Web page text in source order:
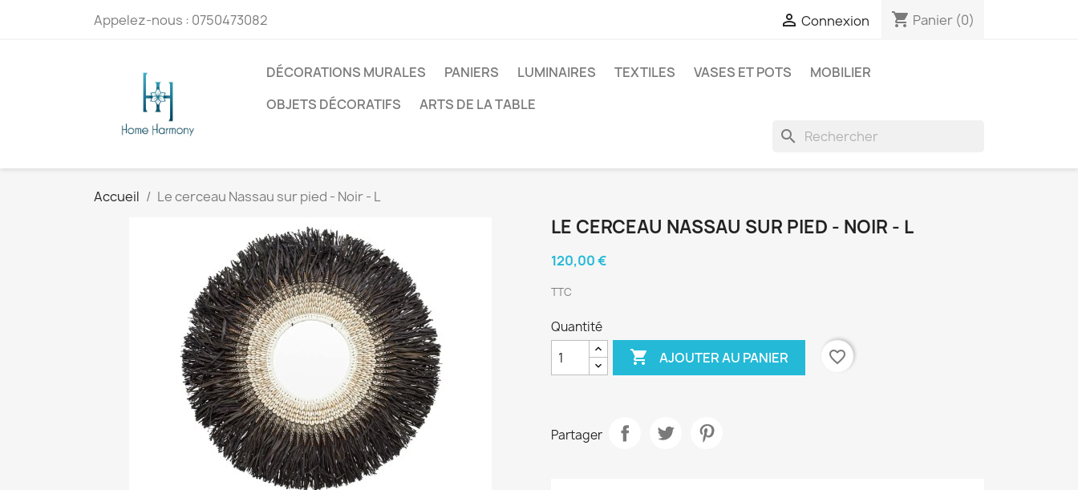
Appelez-nous : 0750473082  Connexion shopping_cart Panier (0)
DÉCORATIONS MURALES PANIERS LUMINAIRES TEXTILES VASES ET POTS
MOBILIER
OBJETS DÉCORATIFS
ARTS DE LA TABLE
search
Accueil Le cerceau Nassau sur pied - Noir - L
LE CERCEAU NASSAU SUR PIED - NOIR - L
120,00 €
TTC
Quantité
 AJOUTER AU PANIER favorite_border
Partager